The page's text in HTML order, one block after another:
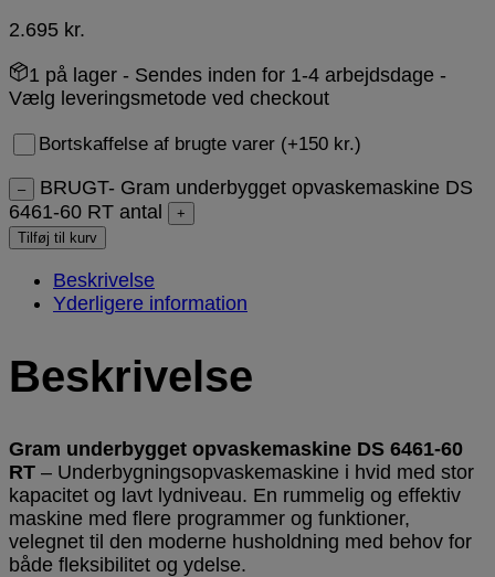
2.695 kr.
1 på lager - Sendes inden for 1-4 arbejdsdage -
Vælg leveringsmetode ved checkout
Bortskaffelse af brugte varer (+150 kr.)
–
BRUGT- Gram underbygget opvaskemaskine DS
6461-60 RT antal
+
Tilføj til kurv
Beskrivelse
Yderligere information
Beskrivelse
Gram underbygget opvaskemaskine DS 6461-60
RT – Underbygningsopvaskemaskine i hvid med stor
kapacitet og lavt lydniveau. En rummelig og effektiv
maskine med flere programmer og funktioner,
velegnet til den moderne husholdning med behov for
både fleksibilitet og ydelse.